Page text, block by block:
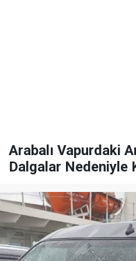
Arabalı Vapurdaki
Dalgalar Nedeniyle